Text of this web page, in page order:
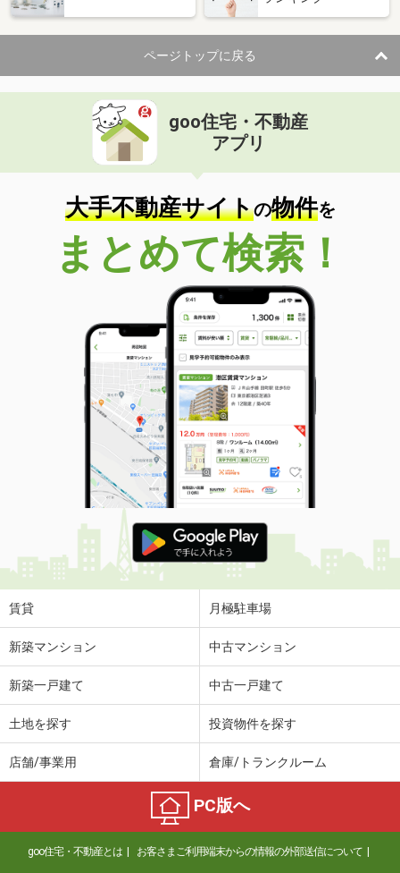
ページトップに戻る
goo住宅・不動産
アプリ
大手不動産サイトの物件を
まとめて検索！
賃貸 月極駐車場
新築マンション 中古マンション
新築一戸建て 中古一戸建て
土地を探す 投資物件を探す
店舗/事業用 倉庫/トランクルーム
PC版へ
goo住宅・不動産とは お客さまご利用端末からの情報の外部送信について